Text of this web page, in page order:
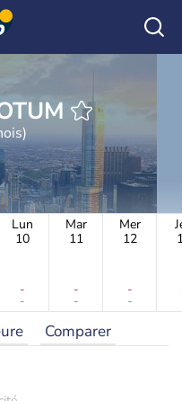
Lun
10
-
-
Mar
11
-
-
Mer
12
-
-
Comparer